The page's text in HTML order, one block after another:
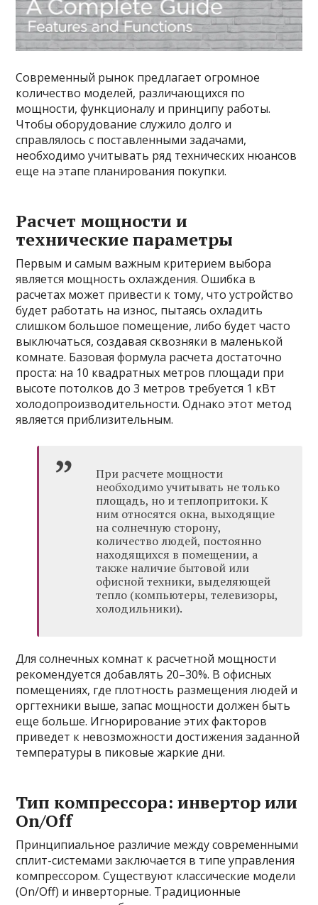
Современный рынок предлагает огромное
количество моделей, различающихся по
мощности, функционалу и принципу работы.
Чтобы оборудование служило долго и
справлялось с поставленными задачами,
необходимо учитывать ряд технических нюансов
еще на этапе планирования покупки.
Расчет мощности и
технические параметры
Первым и самым важным критерием выбора
является мощность охлаждения. Ошибка в
расчетах может привести к тому, что устройство
будет работать на износ, пытаясь охладить
слишком большое помещение, либо будет часто
выключаться, создавая сквозняки в маленькой
комнате. Базовая формула расчета достаточно
проста: на 10 квадратных метров площади при
высоте потолков до 3 метров требуется 1 кВт
холодопроизводительности. Однако этот метод
является приблизительным.
При расчете мощности
необходимо учитывать не только
площадь, но и теплопритоки. К
ним относятся окна, выходящие
на солнечную сторону,
количество людей, постоянно
находящихся в помещении, а
также наличие бытовой или
офисной техники, выделяющей
тепло (компьютеры, телевизоры,
холодильники).
Для солнечных комнат к расчетной мощности
рекомендуется добавлять 20–30%. В офисных
помещениях, где плотность размещения людей и
оргтехники выше, запас мощности должен быть
еще больше. Игнорирование этих факторов
приведет к невозможности достижения заданной
температуры в пиковые жаркие дни.
Тип компрессора: инвертор или
On/Off
Принципиальное различие между современными
сплит-системами заключается в типе управления
компрессором. Существуют классические модели
(On/Off) и инверторные. Традиционные